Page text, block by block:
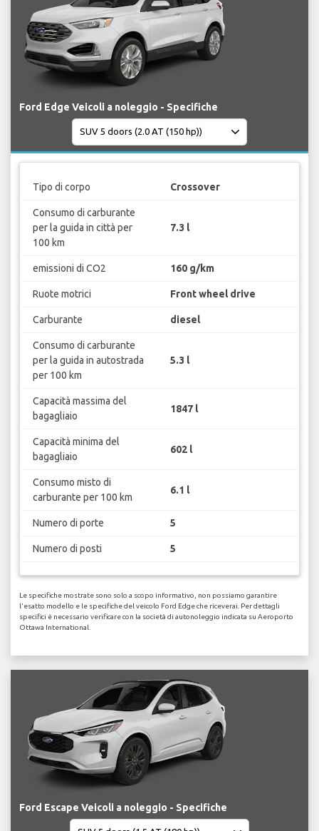
Ford Edge Veicoli a noleggio - Specifiche
Tipo di corpo Crossover
Consumo di carburante
per la guida in città per
100 km
7.3 l
emissioni di CO2 160 g/km
Ruote motrici Front wheel drive
Carburante diesel
Consumo di carburante
per la guida in autostrada
per 100 km
5.3 l
Capacità massima del
bagagliaio
1847 l
Capacità minima del
bagagliaio
602 l
Consumo misto di
carburante per 100 km
6.1 l
Numero di porte 5
Numero di posti 5
Le specifiche mostrate sono solo a scopo informativo, non possiamo garantire
l'esatto modello e le specifiche del veicolo Ford Edge che riceverai. Per dettagli
specifici è necessario verificare con la società di autonoleggio indicata su Aeroporto
Ottawa International.
Ford Escape Veicoli a noleggio - Specifiche